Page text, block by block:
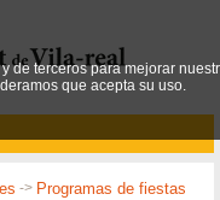
-> Programas de fiestas
de terceros para mejorar
que acepta su uso.